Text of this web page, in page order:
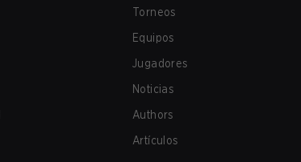
Torneos
Equipos
Jugadores
Noticias
Authors
Artículos